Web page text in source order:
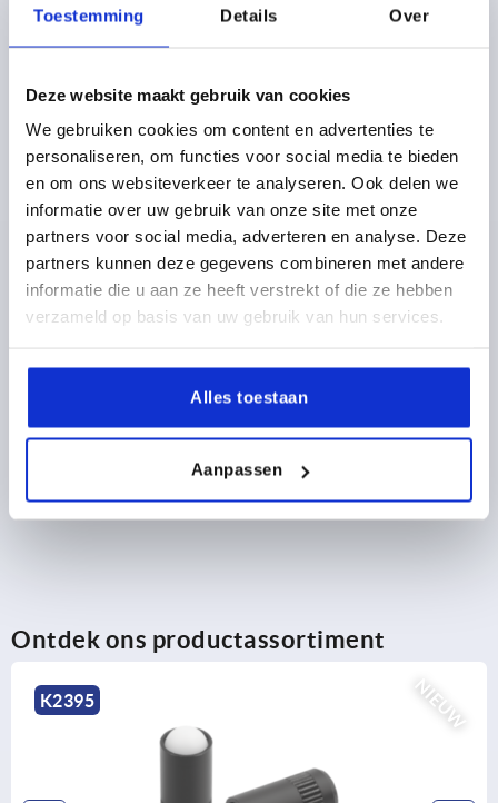
Toestemming Details Over
Deze website maakt gebruik van cookies
We gebruiken cookies om content en advertenties te
personaliseren, om functies voor social media te bieden
en om ons websiteverkeer te analyseren. Ook delen we
informatie over uw gebruik van onze site met onze
partners voor social media, adverteren en analyse. Deze
partners kunnen deze gegevens combineren met andere
informatie die u aan ze heeft verstrekt of die ze hebben
verzameld op basis van uw gebruik van hun services.
Alles toestaan
Aanpassen
1) Beide rollen van het lange been gelast
2) Smeernippel
3) Vaste pen
GATAFSTAND RECHTS=22
VLEUGELLENGTE LINKS=41
OPPERVLAK BASISLICHAAM=MAT GEPOLIJST
DIAMETER=12
K1347.0541041222200
14,16 €
plus verzendkosten
DETAILS
Ontdek ons productassortiment
NIEUW
K2395